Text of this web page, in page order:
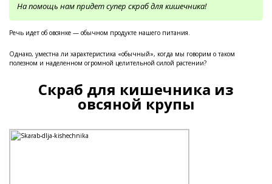
На помощь нам придет супер скраб для кишечника!
Речь идет об овсянке — обычном продукте нашего питания.
Однако, уместна ли характеристика «обычный», когда мы говорим о таком
полезном и наделенном огромной целительной силой растении?
Скраб для кишечника из
овсяной крупы